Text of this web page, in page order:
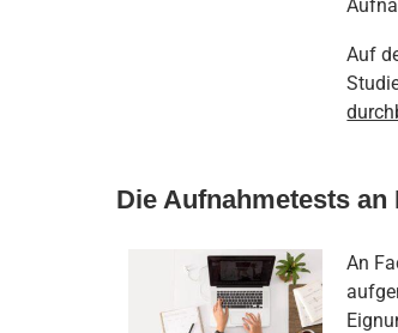
Auf
Die Aufnahmetests
An